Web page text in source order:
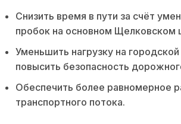
Снизить время в пути за счёт
пробок на основном Щелковском
Уменьшить нагрузку на
повысить безопасность
Обеспечить более равномерное
транспортного потока.